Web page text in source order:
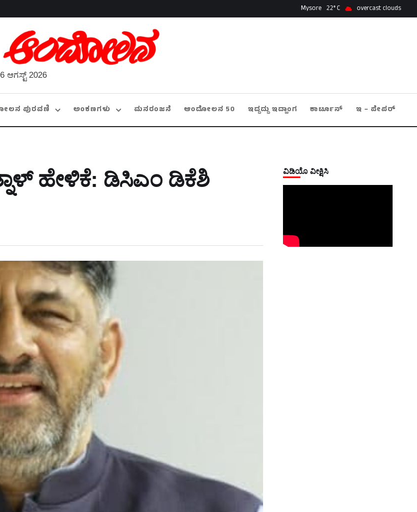
Mysore 22 overcast clouds
ಆಗಸ್ಟ್ 2026
ಪುರವಣಿ ಅಂಕಣಗಳು ಮನರಂಜನೆ ಆಂದೋಲನ 50 ಇದ್ದದ್ದು ಇದ್ಹಾಂಗ ಕಾರ್ಟೂನ್ ಇ – ಪೇಪರ್
ಹೇಳಿಕೆ: ಡಿಸಿಎಂ ಡಿಕೆಶಿ
ವಿಡಿಯೊ ವೀಕ್ಷಿಸಿ